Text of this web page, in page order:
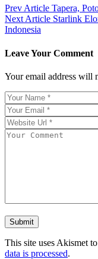
Prev Article Tapera,
Next Article Starlink
Indonesia
Leave Your Comment
Your email address will
This site uses Akismet
data is processed.